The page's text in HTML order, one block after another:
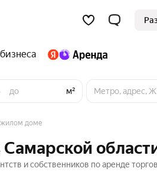
м²
доме
и собственников по аренде